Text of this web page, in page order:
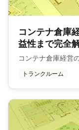
コンテナ倉庫
益性まで完全
コンテナ倉庫経営
トランクルーム